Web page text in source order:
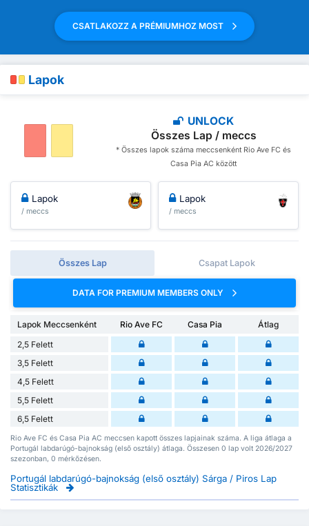
CSATLAKOZZ A PRÉMIUMHOZ MOST
Lapok
UNLOCK
Összes Lap / meccs
* Összes lapok száma meccsenként Rio Ave FC és
Casa Pia AC között
Lapok
/ meccs
Lapok
/ meccs
Összes Lap Csapat Lapok
DATA FOR PREMIUM MEMBERS ONLY
Lapok Meccsenként Rio Ave FC Casa Pia
Átlag
2,5 Felett
3,5 Felett
4,5 Felett
5,5 Felett
6,5 Felett
Rio Ave FC és Casa Pia AC meccsen kapott összes lapjainak száma. A liga átlaga a
Portugál labdarúgó-bajnokság (első osztály) átlaga. Összesen 0 lap volt 2026/2027
szezonban, 0 mérkőzésen.
Portugál labdarúgó-bajnokság (első osztály) Sárga / Piros Lap
Statisztikák